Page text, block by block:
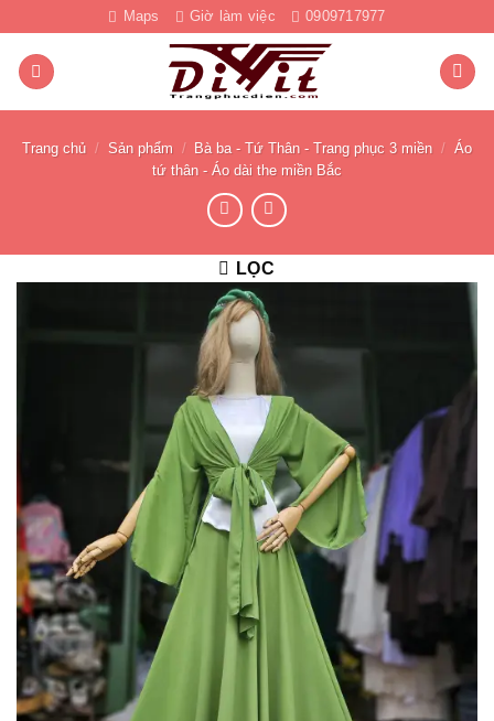
nội
dung
Maps Giờ làm việc 0909717977
Trang chủ / Sản phẩm / Bà ba - Tứ Thân - Trang phục 3 miền / Áo
tứ thân - Áo dài the miền Bắc
LỌC